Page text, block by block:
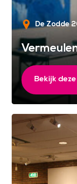
De Zodde
Bekijk